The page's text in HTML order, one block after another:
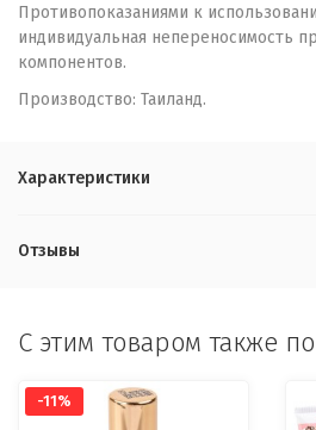
Противопоказаниями к
индивидуальная непереносимость
компонентов.
Производство: Таиланд.
Характеристики
Отзывы
C этим товаром также
-11%